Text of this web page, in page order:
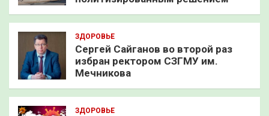
ЗДОРОВЬЕ
Сергей Сайганов во второй раз
избран ректором СЗГМУ им.
Мечникова
ЗДОРОВЬЕ